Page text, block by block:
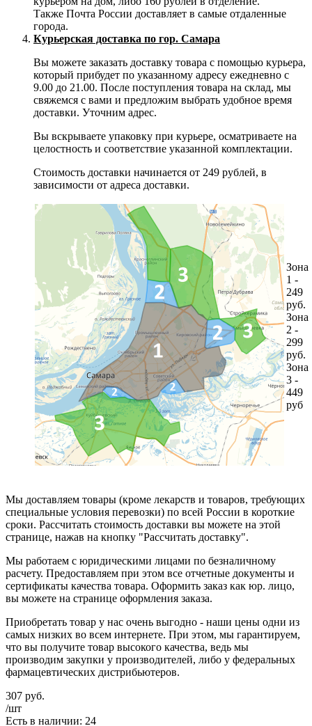
Также Почта России доставляет в самые отдаленные
города.
Курьерская доставка по гор. Самара
Вы можете заказать доставку товара с помощью курьера,
который прибудет по указанному адресу ежедневно с
9.00 до 21.00. После поступления товара на склад, мы
свяжемся с вами и предложим выбрать удобное время
доставки. Уточним адрес.
Вы вскрываете упаковку при курьере, осматриваете на
целостность и соответствие указанной комплектации.
Стоимость доставки начинается от 249 рублей, в
зависимости от адреса доставки.
Зона
1 -
249
руб.
Зона
2 -
299
руб.
Зона
3 -
449
руб
Мы доставляем товары (кроме лекарств и товаров, требующих
специальные условия перевозки) по всей России в короткие
сроки. Рассчитать стоимость доставки вы можете на этой
странице, нажав на кнопку "Рассчитать доставку".
Мы работаем с юридическими лицами по безналичному
расчету. Предоставляем при этом все отчетные документы и
сертификаты качества товара. Оформить заказ как юр. лицо,
вы можете на странице оформления заказа.
Приобретать товар у нас очень выгодно - наши цены одни из
самых низких во всем интернете. При этом, мы гарантируем,
что вы получите товар высокого качества, ведь мы
производим закупки у производителей, либо у федеральных
фармацевтических дистрибьютеров.
307 руб.
/шт
Есть в наличии: 24